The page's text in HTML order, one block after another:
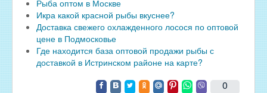
Рыба оптом в Москве
Икра какой красной рыбы вкуснее?
Доставка свежего охлажденного лосося по оптовой
цене в Подмосковье
Где находится база оптовой продажи рыбы с
доставкой в Истринском районе на карте?
0